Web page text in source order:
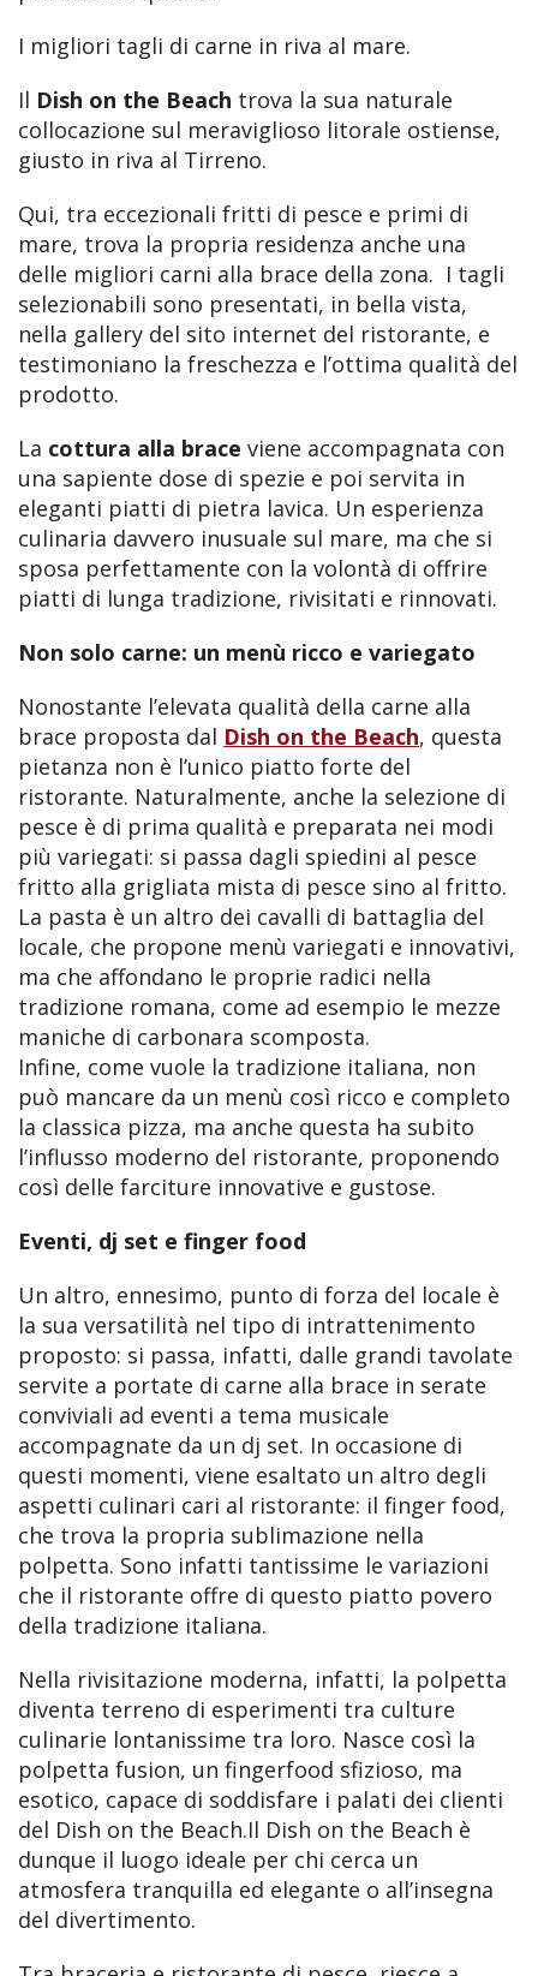
I migliori tagli di carne in riva al mare.
Il Dish on the Beach trova la sua naturale
collocazione sul meraviglioso litorale ostiense,
giusto in riva al Tirreno.
Qui, tra eccezionali fritti di pesce e primi di
mare, trova la propria residenza anche una
delle migliori carni alla brace della zona. I tagli
selezionabili sono presentati, in bella vista,
nella gallery del sito internet del ristorante, e
testimoniano la freschezza e l’ottima qualità del
prodotto.
La cottura alla brace viene accompagnata con
una sapiente dose di spezie e poi servita in
eleganti piatti di pietra lavica. Un esperienza
culinaria davvero inusuale sul mare, ma che si
sposa perfettamente con la volontà di offrire
piatti di lunga tradizione, rivisitati e rinnovati.
Non solo carne: un menù ricco e variegato
Nonostante l’elevata qualità della carne alla
brace proposta dal Dish on the Beach, questa
pietanza non è l’unico piatto forte del
ristorante. Naturalmente, anche la selezione di
pesce è di prima qualità e preparata nei modi
più variegati: si passa dagli spiedini al pesce
fritto alla grigliata mista di pesce sino al fritto.
La pasta è un altro dei cavalli di battaglia del
locale, che propone menù variegati e innovativi,
ma che affondano le proprie radici nella
tradizione romana, come ad esempio le mezze
maniche di carbonara scomposta.
Infine, come vuole la tradizione italiana, non
può mancare da un menù così ricco e completo
la classica pizza, ma anche questa ha subito
l’influsso moderno del ristorante, proponendo
così delle farciture innovative e gustose.
Eventi, dj set e finger food
Un altro, ennesimo, punto di forza del locale è
la sua versatilità nel tipo di intrattenimento
proposto: si passa, infatti, dalle grandi tavolate
servite a portate di carne alla brace in serate
conviviali ad eventi a tema musicale
accompagnate da un dj set. In occasione di
questi momenti, viene esaltato un altro degli
aspetti culinari cari al ristorante: il finger food,
che trova la propria sublimazione nella
polpetta. Sono infatti tantissime le variazioni
che il ristorante offre di questo piatto povero
della tradizione italiana.
Nella rivisitazione moderna, infatti, la polpetta
diventa terreno di esperimenti tra culture
culinarie lontanissime tra loro. Nasce così la
polpetta fusion, un fingerfood sfizioso, ma
esotico, capace di soddisfare i palati dei clienti
del Dish on the Beach.Il Dish on the Beach è
dunque il luogo ideale per chi cerca un
atmosfera tranquilla ed elegante o all’insegna
del divertimento.